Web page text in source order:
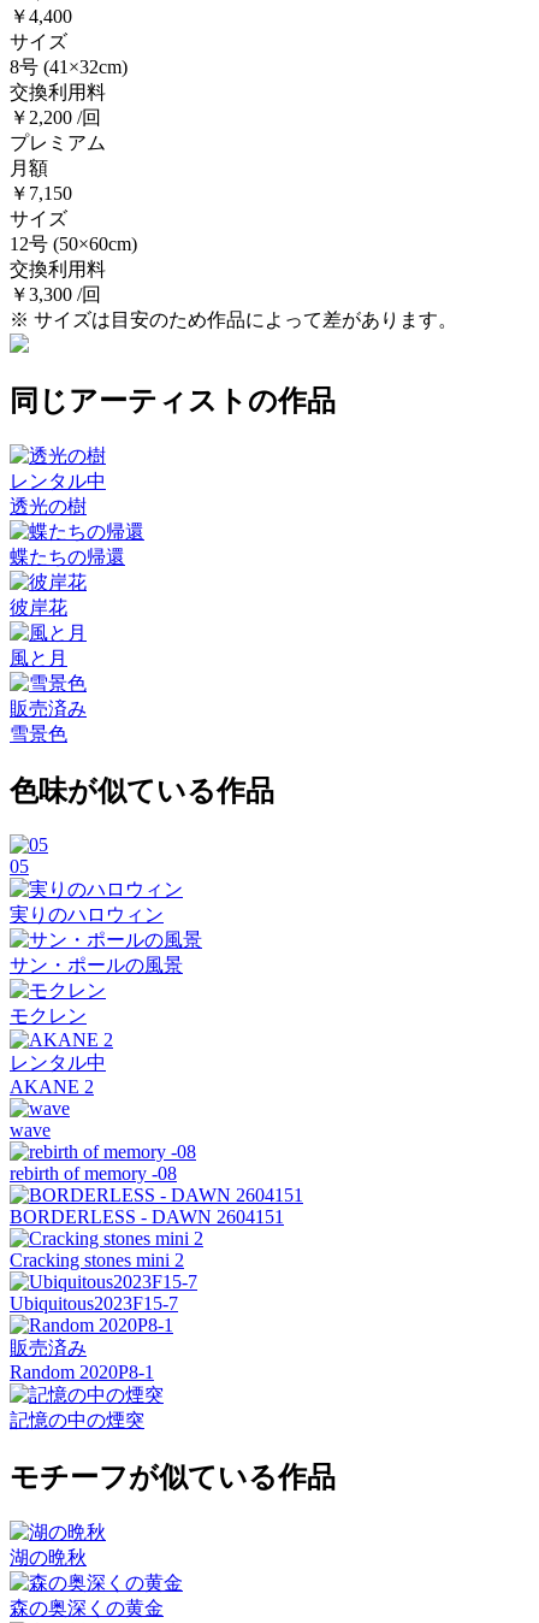
￥4,400
サイズ
8号 (41×32cm)
交換利用料
￥2,200 /回
プレミアム
月額
￥7,150
サイズ
12号 (50×60cm)
交換利用料
￥3,300 /回
※ サイズは目安のため作品によって差があります。
同じアーティストの作品
レンタル中
透光の樹
蝶たちの帰還
彼岸花
風と月
販売済み
雪景色
色味が似ている作品
05
実りのハロウィン
サン・ポールの風景
モクレン
レンタル中
AKANE 2
wave
rebirth of memory -08
BORDERLESS - DAWN 2604151
Cracking stones mini 2
Ubiquitous2023F15-7
販売済み
Random 2020P8-1
記憶の中の煙突
モチーフが似ている作品
湖の晩秋
森の奥深くの黄金